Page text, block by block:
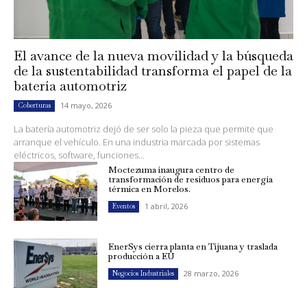
El avance de la nueva movilidad y la búsqueda
de la sustentabilidad transforma el papel de la
batería automotriz
Coberturas 14 mayo, 2026
La batería automotriz dejó de ser solo la pieza que permite que
arranque el vehículo. En una industria marcada por sistemas
eléctricos, software, funciones...
Moctezuma inaugura centro de
transformación de residuos para energía
térmica en Morelos.
Eventos 1 abril, 2026
EnerSys cierra planta en Tijuana y traslada
producción a EU
Negocios Industriales 28 marzo, 2026